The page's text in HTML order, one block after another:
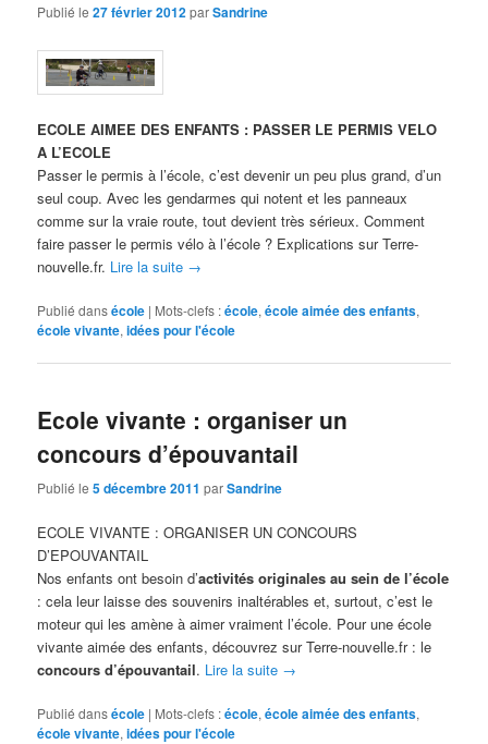
Publié le27 février 2012parSandrine
ECOLE AIMEE DES ENFANTS : PASSER LE PERMIS VELO
A L’ECOLE
Passer le permis à l’école, c’est devenir un peu plus grand, d’un
seul coup. Avec les gendarmes qui notent et les panneaux
comme sur la vraie route, tout devient très sérieux. Comment
faire passer le permis vélo à l’école ? Explications sur Terre-
nouvelle.fr. Lire la suite →
Publié dansécole | Mots-clefs :école,école aimée des enfants,
école vivante,idées pour l'école
Ecole vivante : organiser un
concours d’épouvantail
Publié le5 décembre 2011 parSandrine
ECOLE VIVANTE : ORGANISER UN CONCOURS
D’EPOUVANTAIL
Nos enfants ont besoin d’activités originales au sein de l’école
: cela leur laisse des souvenirs inaltérables et, surtout, c’est le
moteur qui les amène à aimer vraiment l’école. Pour une école
vivante aimée des enfants, découvrez sur Terre-nouvelle.fr : le
concours d’épouvantail. Lire la suite →
Publié dansécole | Mots-clefs :école,école aimée des enfants,
école vivante,idées pour l'école